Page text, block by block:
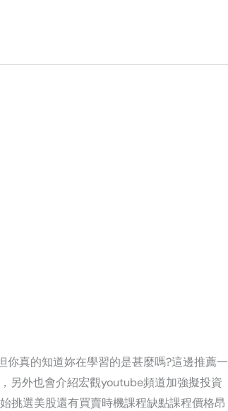
真的知道妳在學習的是甚麼嗎?這邊推薦一
另外也會介紹宏觀youtube頻道加強擬投資
挑選美股還有買賣時機課程缺點課程價格昂